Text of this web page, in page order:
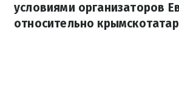
условиями организаторов
относительно